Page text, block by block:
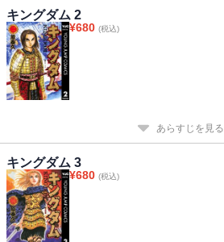
キングダム 2
¥680 (税込)
あらすじを見る
キングダム 3
¥680 (税込)